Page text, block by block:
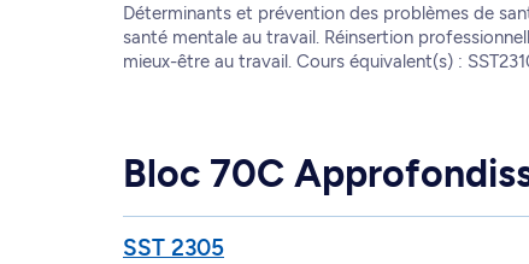
Déterminants et prévention des problèmes de
santé mentale au travail. Réinsertion
mieux-être au travail. Cours équivalent(s) :
Bloc 70C
SST 2305